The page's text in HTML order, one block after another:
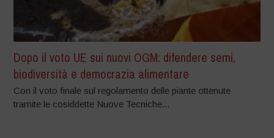
Dopo il voto UE sui nuovi OGM: difendere semi,
biodiversità e democrazia alimentare
Con il voto finale sul regolamento delle piante ottenute
tramite le cosiddette Nuove Tecniche...